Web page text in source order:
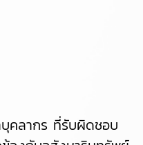
คลากร ที่รับผิดชอบ